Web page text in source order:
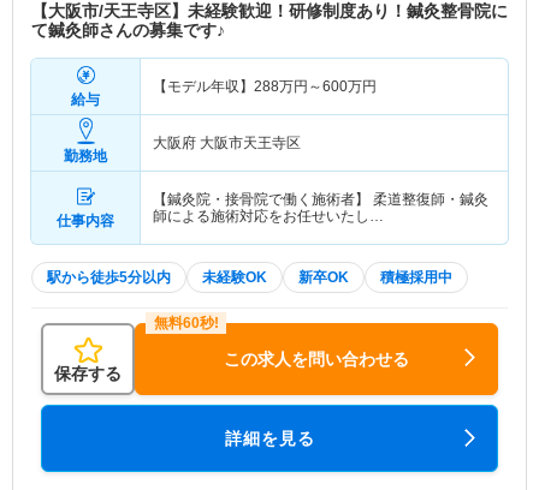
【大阪市/天王寺区】未経験歓迎！研修制度あり！鍼灸整骨院に
て鍼灸師さんの募集です♪
給与
【モデル年収】 288万円～600万円
勤務地
大阪府 大阪市天王寺区
仕事内容
【鍼灸院・接骨院で働く施術者】 柔道整復師・鍼灸
師による施術対応をお任せいたし…
駅から徒歩5分以内 未経験OK 新卒OK 積極採用中
保存する
この求人を問い合わせる
詳細を見る